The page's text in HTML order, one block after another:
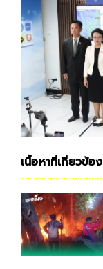
เนื้อหาที่เกี่ยวข้อง